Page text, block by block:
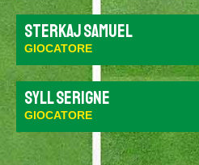
Sterkaj Samuel
GIOCATORE
Syll Serigne
GIOCATORE